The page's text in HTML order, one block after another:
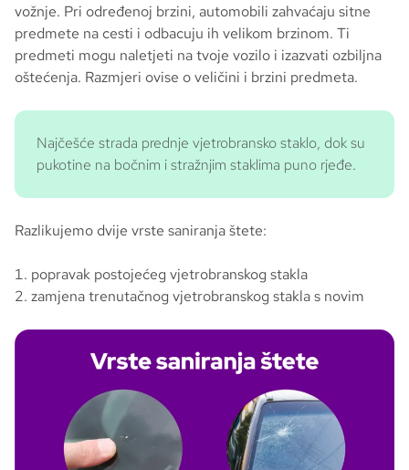
vožnje. Pri određenoj brzini, automobili zahvaćaju sitne
predmete na cesti i odbacuju ih velikom brzinom. Ti
predmeti mogu naletjeti na tvoje vozilo i izazvati ozbiljna
oštećenja. Razmjeri ovise o veličini i brzini predmeta.
Najčešće strada prednje vjetrobransko staklo, dok su
pukotine na bočnim i stražnjim staklima puno rjeđe.
Razlikujemo dvije vrste saniranja štete:
popravak postojećeg vjetrobranskog stakla
zamjena trenutačnog vjetrobranskog stakla s novim